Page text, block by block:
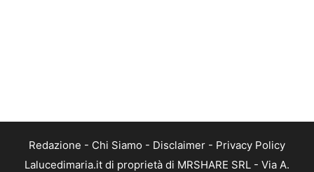
Redazione - Chi Siamo - Disclaimer - Privacy Policy
Lalucedimaria.it di proprietà di MRSHARE SRL - Via A.